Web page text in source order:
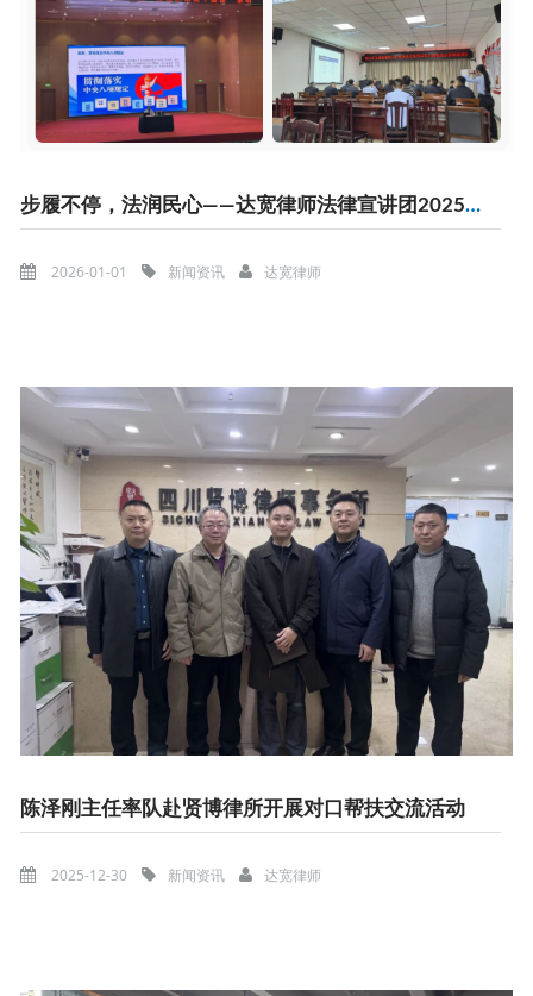
步履不停，法润民心——达宽律师法律宣讲团2025年度普法纪实
2026-01-01 新闻资讯 达宽律师
陈泽刚主任率队赴贤博律所开展对口帮扶交流活动
2025-12-30 新闻资讯 达宽律师